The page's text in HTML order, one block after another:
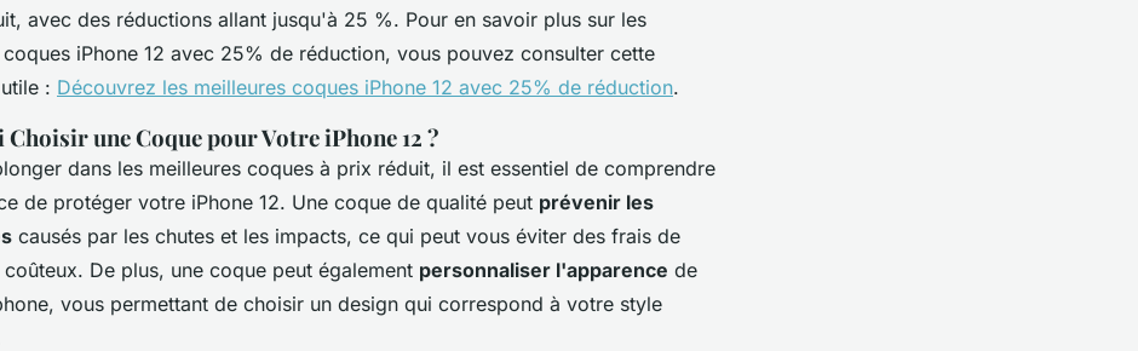
avec des réductions allant jusqu'à 25 %. Pour en savoir plus sur les
coques iPhone 12 avec 25% de réduction, vous pouvez consulter cette
: Découvrez les meilleures coques iPhone 12 avec 25% de réduction.
une Coque pour Votre iPhone 12 ?
dans les meilleures coques à prix réduit, il est essentiel de comprendre
de protéger votre iPhone 12. Une coque de qualité peut prévenir les
causés par les chutes et les impacts, ce qui peut vous éviter des frais de
De plus, une coque peut également personnaliser l'apparence de
vous permettant de choisir un design qui correspond à votre style